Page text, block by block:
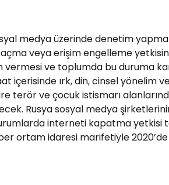
medya üzerinde denetim yapma
veya erişim engelleme
vermesi ve toplumda bu duruma
içerisinde ırk, din, cinsel yönelim
terör ve çocuk istismarı
Rusya sosyal medya
interneti kapatma yetkisi
ortam idaresi marifetiyle